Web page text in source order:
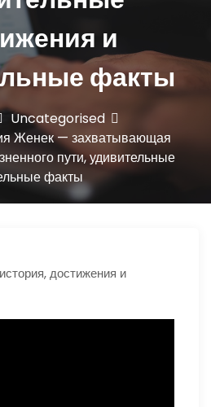
и
факты
Uncategorised
Женек — захватывающая
пути, удивительные
факты